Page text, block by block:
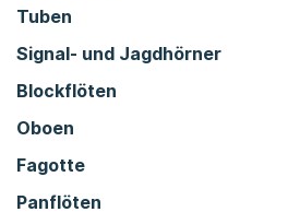
Tuben
Signal- und Jagdhörner
Blockflöten
Oboen
Fagotte
Panflöten